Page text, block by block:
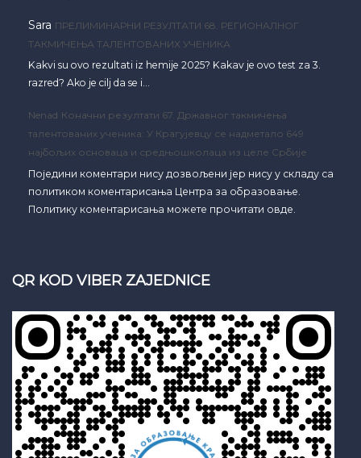
Sara ПРЕЛИМИНАРНИ РЕЗУЛТАТИ 68. РЕГИОНАЛНОГ
ТАКМИЧЕЊА ТАЛЕНТОВАНИХ УЧЕНИКА
Kakvi su ovo rezultati iz hemije 2025? Kakav je ovo test za 3.
razred? Ako je cilj da se i…
Nenad Коначни резултати 67. Државног такмичења
талентованих ученика: У Крагујевцу се надметало 649
најбољих основаца и средњошколаца из целе Србије
Поједини коментари нису дозвољени јер нису у складу са
политиком коментарисања Центра за образовање.
Политику коментарисања можете прочитати овде.
QR KOD VIBER ZAJEDNICE